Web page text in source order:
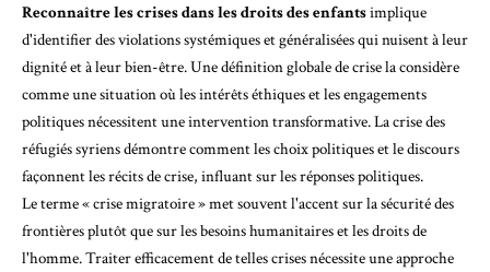
Reconnaître les crises dans les droits des enfantsimplique
d'identifier des violations systémiques et généralisées qui nuisent à leur
dignité et à leur bien-être. Une définition globale de crise la considère
comme une situation où les intérêts éthiques et les engagements
politiquesnécessitent une intervention transformative. La crise des
réfugiés syriens démontre comment les choix politiques et le discours
façonnent les récits de crise, influant sur les réponses politiques.
Le terme « crise migratoire » met souventl'accent sur la sécurité des
frontièresplutôt que sur les besoins humanitaires et les droits de
l'homme. Traiter efficacement de telles crises nécessite une approche